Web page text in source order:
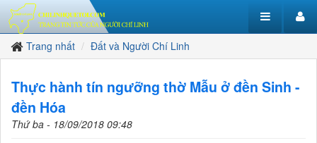
Trang nhất Đất và Người Chí Linh
Thực hành tín ngưỡng thờ Mẫu ở đền Sinh -
đền Hóa
Thứ ba - 18/09/2018 09:48